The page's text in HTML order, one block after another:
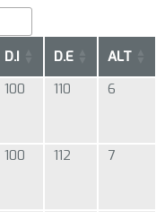
D.I D.E
ALT
100 110 6
100 112 7